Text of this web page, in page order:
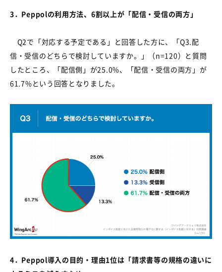
3． Peppolの利用方法、 6割以上が「配信・受信の両方」
Q2で「対応する予定である」と回答した方に、「Q3. 配
信・受信のどちらで検討していますか。」（n=120）と質問
したところ、「配信側」が25.0%、「配信・受信の両方」が
61.7%という回答となりました。
4． Peppol導入の目的・理由1位は「請求書等の規格の違いに